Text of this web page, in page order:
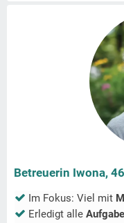
Betreuerin Iwona,
Im Fokus: Viel mit
Erledigt alle